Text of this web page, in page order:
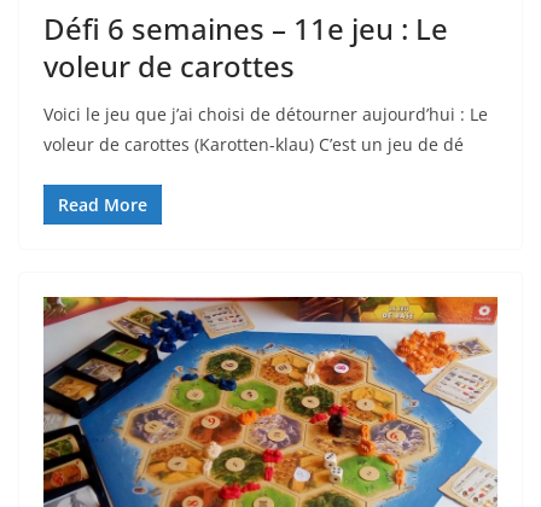
Défi 6 semaines – 11e jeu : Le
voleur de carottes
Voici le jeu que j’ai choisi de détourner aujourd’hui : Le
voleur de carottes (Karotten-klau) C’est un jeu de dé
Read More